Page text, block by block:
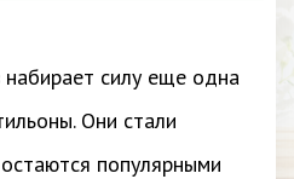
силу еще одна
Они стали
популярными